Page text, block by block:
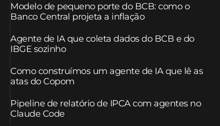
Modelo de pequeno porte do BCB: como o
Banco Central projeta a inflação
Agente de IA que coleta dados do BCB e do
IBGE sozinho
Como construímos um agente de IA que lê as
atas do Copom
Pipeline de relatório de IPCA com agentes no
Claude Code